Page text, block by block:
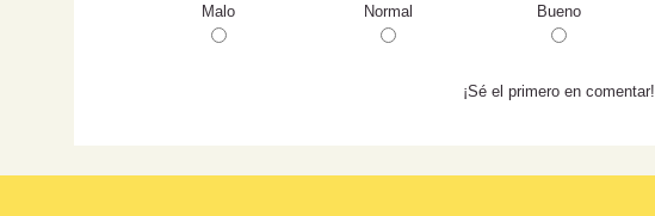
Malo Normal Bueno
¡Sé el primero en comentar!